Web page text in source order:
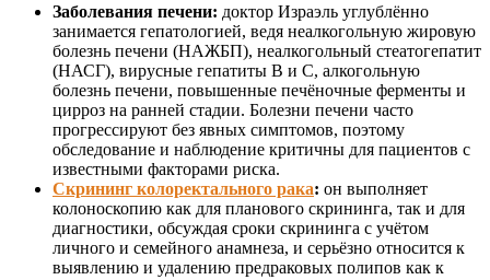
Заболевания печени: доктор Израэль углублённо
занимается гепатологией, ведя неалкогольную жировую
болезнь печени (НАЖБП), неалкогольный стеатогепатит
(НАСГ), вирусные гепатиты B и C, алкогольную
болезнь печени, повышенные печёночные ферменты и
цирроз на ранней стадии. Болезни печени часто
прогрессируют без явных симптомов, поэтому
обследование и наблюдение критичны для пациентов с
известными факторами риска.
Скрининг колоректального рака: он выполняет
колоноскопию как для планового скрининга, так и для
диагностики, обсуждая сроки скрининга с учётом
личного и семейного анамнеза, и серьёзно относится к
выявлению и удалению предраковых полипов как к